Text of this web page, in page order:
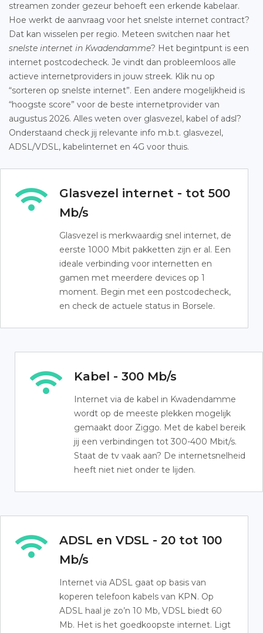
streamen zonder gezeur behoeft een erkende kabelaar.
Hoe werkt de aanvraag voor het snelste internet contract?
Dat kan wisselen per regio. Meteen switchen naar het
snelste internet in Kwadendamme? Het begintpunt is een
internet postcodecheck. Je vindt dan probleemloos alle
actieve internetproviders in jouw streek. Klik nu op
“sorteren op snelste internet”. Een andere mogelijkheid is
“hoogste score” voor de beste internetprovider van
augustus 2026. Alles weten over glasvezel, kabel of adsl?
Onderstaand check jij relevante info m.b.t. glasvezel,
ADSL/VDSL, kabelinternet en 4G voor thuis.
Glasvezel internet - tot 500
Mb/s
Glasvezel is merkwaardig snel internet, de
eerste 1000 Mbit pakketten zijn er al. Een
ideale verbinding voor internetten en
gamen met meerdere devices op 1
moment. Begin met een postcodecheck,
en check de actuele status in Borsele.
Kabel - 300 Mb/s
Internet via de kabel in Kwadendamme
wordt op de meeste plekken mogelijk
gemaakt door Ziggo. Met de kabel bereik
jij een verbindingen tot 300-400 Mbit/s.
Staat de tv vaak aan? De internetsnelheid
heeft niet niet onder te lijden.
ADSL en VDSL - 20 tot 100
Mb/s
Internet via ADSL gaat op basis van
koperen telefoon kabels van KPN. Op
ADSL haal je zo’n 10 Mb, VDSL biedt 60
Mb. Het is het goedkoopste internet. Ligt